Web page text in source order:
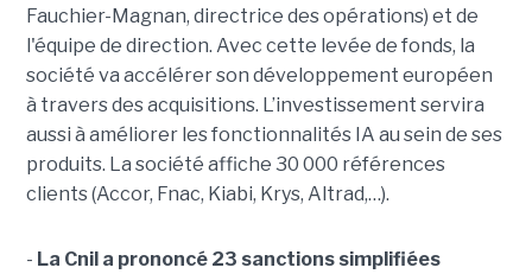
Fauchier-Magnan, directrice des opérations) et de
l'équipe de direction. Avec cette levée de fonds, la
société va accélérer son développement européen
à travers des acquisitions. L’investissement servira
aussi à améliorer les fonctionnalités IA au sein de ses
produits. La société affiche 30 000 références
clients (Accor, Fnac, Kiabi, Krys, Altrad,…).
- La Cnil a prononcé 23 sanctions simplifiées